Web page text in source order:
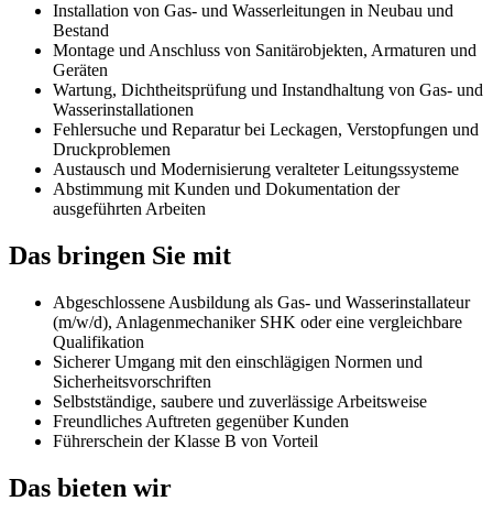
Installation von Gas- und Wasserleitungen in Neubau und
Bestand
Montage und Anschluss von Sanitärobjekten, Armaturen und
Geräten
Wartung, Dichtheitsprüfung und Instandhaltung von Gas- und
Wasserinstallationen
Fehlersuche und Reparatur bei Leckagen, Verstopfungen und
Druckproblemen
Austausch und Modernisierung veralteter Leitungssysteme
Abstimmung mit Kunden und Dokumentation der
ausgeführten Arbeiten
Das bringen Sie mit
Abgeschlossene Ausbildung als Gas- und Wasserinstallateur
(m/w/d), Anlagenmechaniker SHK oder eine vergleichbare
Qualifikation
Sicherer Umgang mit den einschlägigen Normen und
Sicherheitsvorschriften
Selbstständige, saubere und zuverlässige Arbeitsweise
Freundliches Auftreten gegenüber Kunden
Führerschein der Klasse B von Vorteil
Das bieten wir